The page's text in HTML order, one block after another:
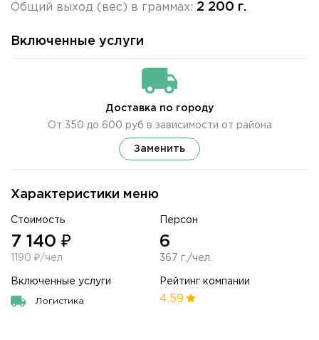
Характеристики меню
Стоимость
7 140 ₽
1190 ₽/чел
Персон
6
367 г./чел.
Включенные услуги
Логистика
Рейтинг компании
4.59
Общий выход (вес) в граммах: 2 200 г.
Включенные услуги
Доставка по городу
От 350 до 600 руб в зависимости от района
Заменить